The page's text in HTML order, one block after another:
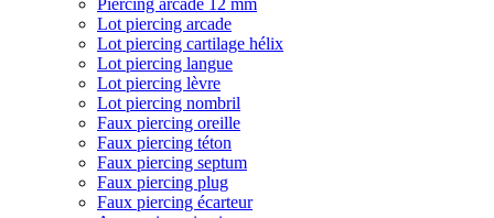
Piercing arcade 12 mm
Lot piercing arcade
Lot piercing cartilage hélix
Lot piercing langue
Lot piercing lèvre
Lot piercing nombril
Faux piercing oreille
Faux piercing téton
Faux piercing septum
Faux piercing plug
Faux piercing écarteur